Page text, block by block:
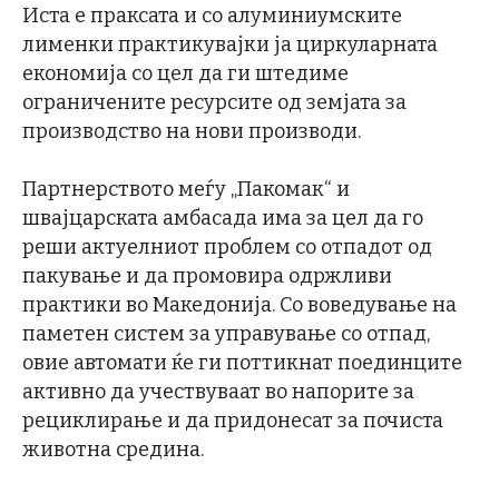
Иста е праксата и со алуминиумските
лименки практикувајки ја циркуларната
економија со цел да ги штедиме
ограничените ресурсите од земјата за
производство на нови производи.
Партнерството меѓу „Пакомак“ и
швајцарската амбасада има за цел да го
реши актуелниот проблем со отпадот од
пакување и да промовира одржливи
практики во Македонија. Со воведување на
паметен систем за управување со отпад,
овие автомати ќе ги поттикнат поединците
активно да учествуваат во напорите за
рециклирање и да придонесат за почиста
животна средина.